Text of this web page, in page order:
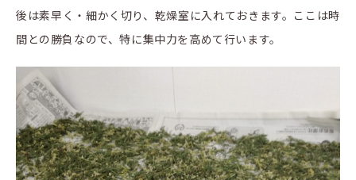
後は素早く・細かく切り、乾燥室に入れておきます。ここは時
間との勝負なので、特に集中力を高めて行います。